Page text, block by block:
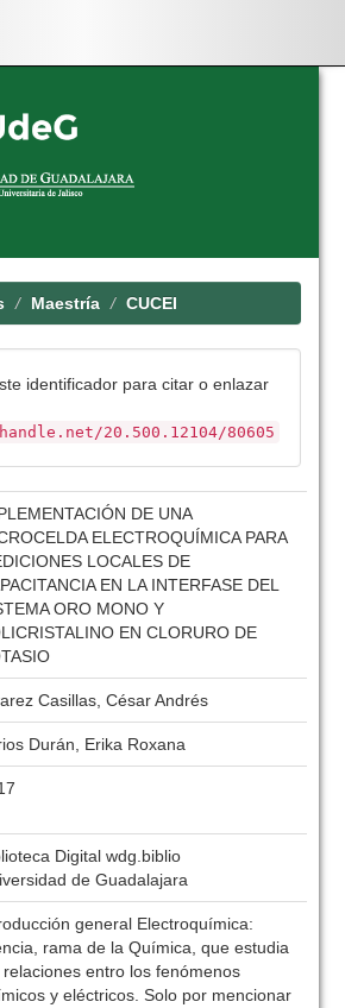
Maestría CUCEI
identificador para citar o enlazar
20.500.12104/80605
DE UNA
ELECTROQUÍMICA PARA
LOCALES DE
EN LA INTERFASE DEL
ORO MONO Y
EN CLORURO DE
Casillas, César Andrés
Durán, Erika Roxana
Digital wdg.biblio
de Guadalajara
general Electroquímica:
rama de la Química, que estudia
relaciones entro los fenómenos
y eléctricos. Solo por mencionar